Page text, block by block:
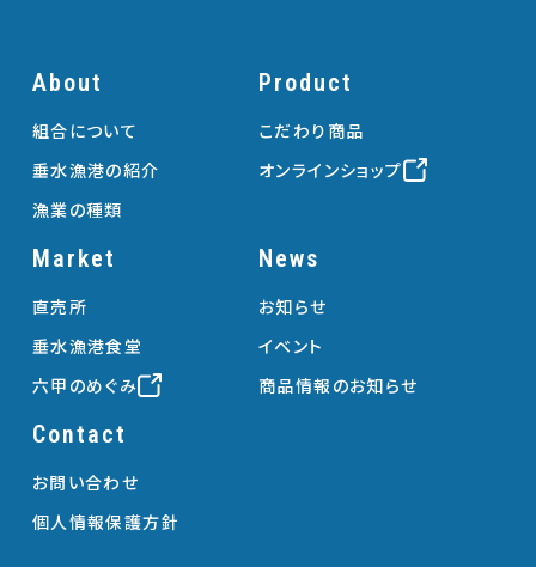
About
組合について
垂水漁港の紹介
漁業の種類
Product
こだわり商品
オンラインショップ
Market
直売所
垂水漁港食堂
六甲のめぐみ
News
お知らせ
イベント
商品情報のお知らせ
Contact
お問い合わせ
個人情報保護方針